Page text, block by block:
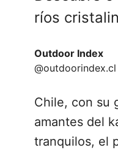
ríos
Outdoor Index
@outdoorindex.cl
Chile, con su
amantes del
tranquilos, el